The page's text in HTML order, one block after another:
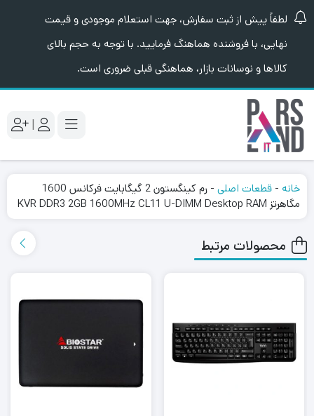
لطفاً پیش از ثبت سفارش، جهت استعلام موجودی و قیمت
نهایی، با فروشنده هماهنگ فرمایید. با توجه به حجم بالای
کالاها و نوسانات بازار، هماهنگی قبلی ضروری است.
|
خانه - قطعات اصلی -
رم کینگستون 2 گیگابایت فرکانس 1600
مگاهرتز KVR DDR3 2GB 1600MHz CL11 U-DIMM Desktop RAM
محصولات مرتبط